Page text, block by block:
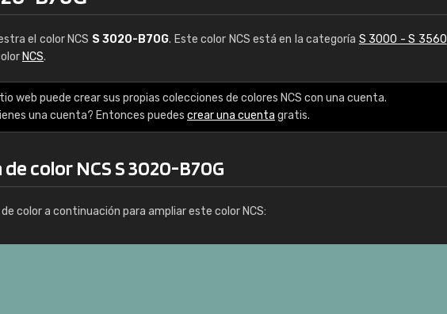
el color NCS S 3020-B70G. Este color NCS está en la categoría S 3000 - S 3560
NCS.
web puede crear sus propias colecciones de colores NCS con una cuenta.
una cuenta? Entonces puedes crear una cuenta gratis.
color NCS S 3020-B70G
de color a continuación para ampliar este color NCS: